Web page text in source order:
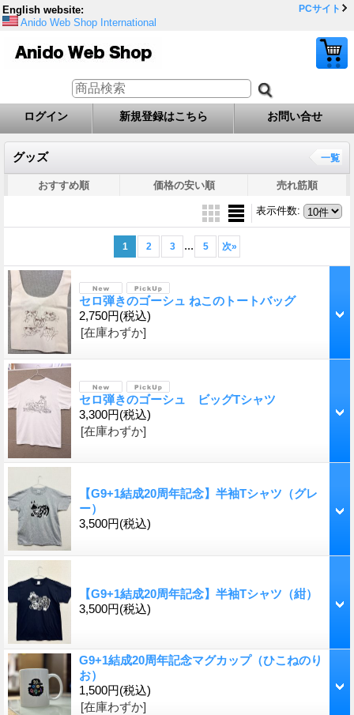
English website:
Anido Web Shop International
PCサイト
ログイン 新規登録はこちら お問い合せ
グッズ 一覧
おすすめ順 価格の安い順 売れ筋順
表示件数:
1 2 3 ... 5 次»
セロ弾きのゴーシュ ねこのトートバッグ
2,750円(税込)
[在庫わずか]
セロ弾きのゴーシュ ビッグTシャツ
3,300円(税込)
[在庫わずか]
【G9+1結成20周年記念】半袖Tシャツ（グレ
ー）
3,500円(税込)
【G9+1結成20周年記念】半袖Tシャツ（紺）
3,500円(税込)
G9+1結成20周年記念マグカップ（ひこねのり
お）
1,500円(税込)
[在庫わずか]